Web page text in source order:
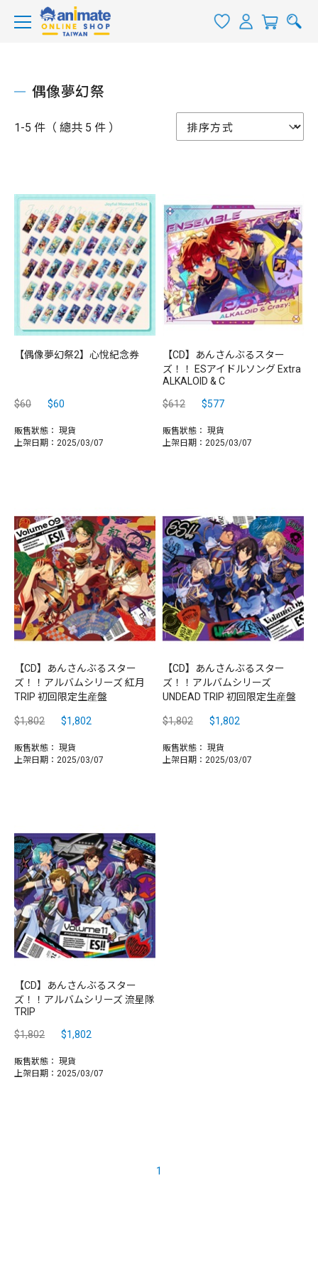
偶像夢幻祭
1-5 件（ 總共 5 件 ）
【偶像夢幻祭2】心悅紀念券
$60 $60
販售狀態： 現貨
上架日期：2025/03/07
【CD】あんさんぶるスター
ズ！！ ESアイドルソング Extra
ALKALOID & C
$612
$577
販售狀態： 現貨
上架日期：2025/03/07
【CD】あんさんぶるスター
ズ！！アルバムシリーズ 紅月
TRIP 初回限定生産盤
$1,802 $1,802
販售狀態： 現貨
上架日期：2025/03/07
【CD】あんさんぶるスター
ズ！！アルバムシリーズ
UNDEAD TRIP 初回限定生産盤
$1,802 $1,802
販售狀態： 現貨
上架日期：2025/03/07
【CD】あんさんぶるスター
ズ！！アルバムシリーズ 流星隊
TRIP
$1,802
$1,802
販售狀態： 現貨
上架日期：2025/03/07
1